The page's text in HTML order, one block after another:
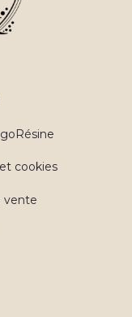
cookies
vente